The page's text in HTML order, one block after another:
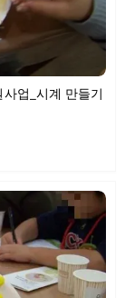
업_시계 만들기